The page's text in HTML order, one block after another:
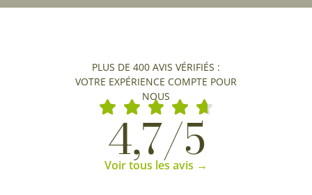
PLUS DE 400 AVIS VÉRIFIÉS :
VOTRE EXPÉRIENCE COMPTE POUR
NOUS
4,7/5
Voir tous les avis →